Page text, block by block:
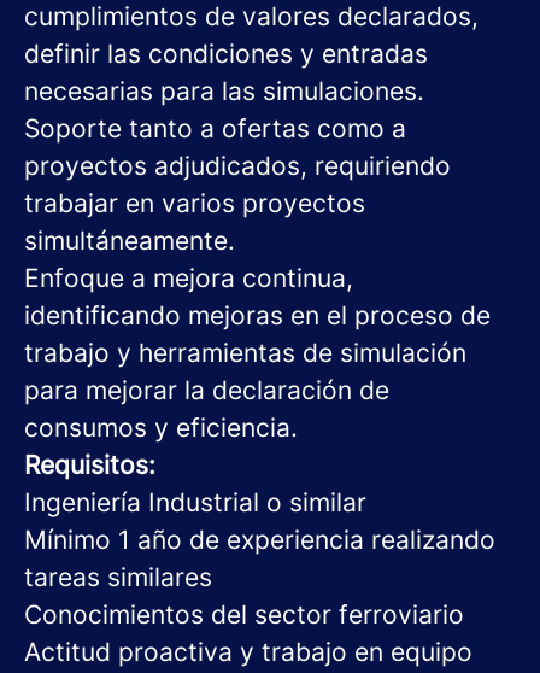
cumplimientos de valores declarados,
definir las condiciones y entradas
necesarias para las simulaciones.
Soporte tanto a ofertas como a
proyectos adjudicados, requiriendo
trabajar en varios proyectos
simultáneamente.
Enfoque a mejora continua,
identificando mejoras en el proceso de
trabajo y herramientas de simulación
para mejorar la declaración de
consumos y eficiencia.
Requisitos:
Ingeniería Industrial o similar
Mínimo 1 año de experiencia realizando
tareas similares
Conocimientos del sector ferroviario
Actitud proactiva y trabajo en equipo